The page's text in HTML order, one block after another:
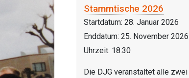
Stammtische 2026
Startdatum: 28. Januar 2026
Enddatum: 25. November 2026
Uhrzeit: 18:30
Die DJG veranstaltet alle